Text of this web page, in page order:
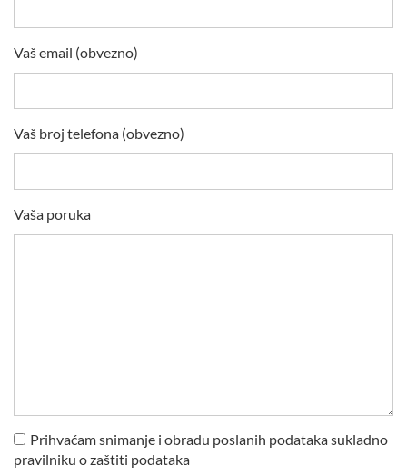
Vaš email (obvezno)
Vaš broj telefona (obvezno)
Vaša poruka
Prihvaćam snimanje i obradu poslanih podataka sukladno
pravilniku o zaštiti podataka